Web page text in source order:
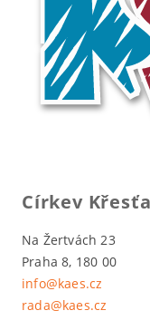
Církev
Na Žertvách 23
Praha 8, 180 00
info@kaes.cz
rada@kaes.cz